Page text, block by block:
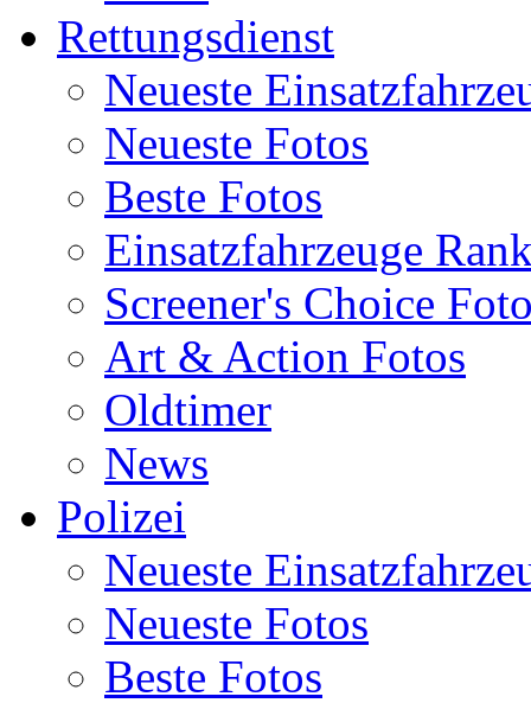
Rettungsdienst
Neueste
Neueste Fotos
Beste Fotos
Einsatzfahrzeuge
Screener's Choice
Art & Action Fotos
Oldtimer
News
Polizei
Neueste
Neueste Fotos
Beste Fotos